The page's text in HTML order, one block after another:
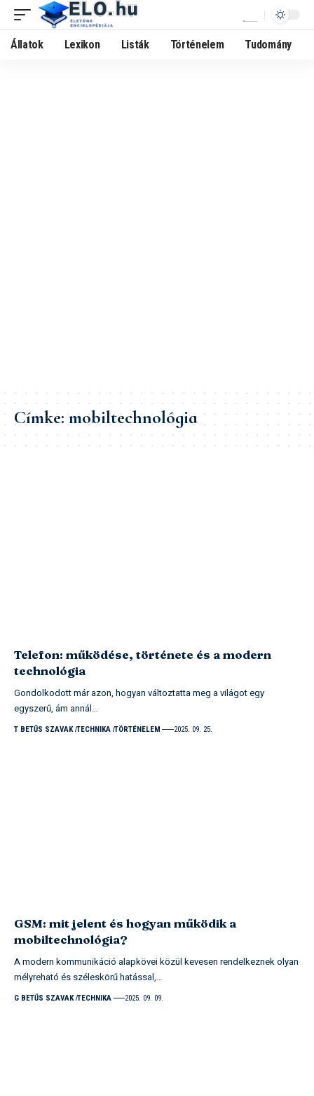
Állatok Lexikon Listák Történelem Tudomány
Címke:mobiltechnológia
Telefon: működése, története és a modern
technológia
Gondolkodott már azon, hogyan változtatta meg a világot egy
egyszerű, ám annál…
T BETŰS SZAVAK TECHNIKA TÖRTÉNELEM 2025. 09. 25.
GSM: mit jelent és hogyan működik a
mobiltechnológia?
A modern kommunikáció alapkövei közül kevesen rendelkeznek olyan
mélyreható és széleskörű hatással,…
G BETŰS SZAVAK TECHNIKA 2025. 09. 09.